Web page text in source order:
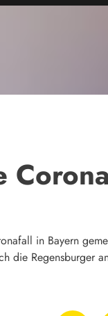
in Bayern
die Regensburger